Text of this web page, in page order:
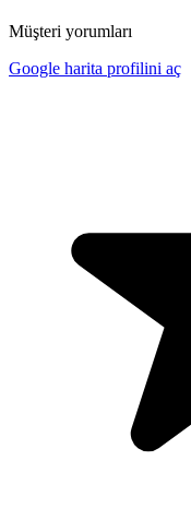
Müşteri yorumları
Google harita profilini aç